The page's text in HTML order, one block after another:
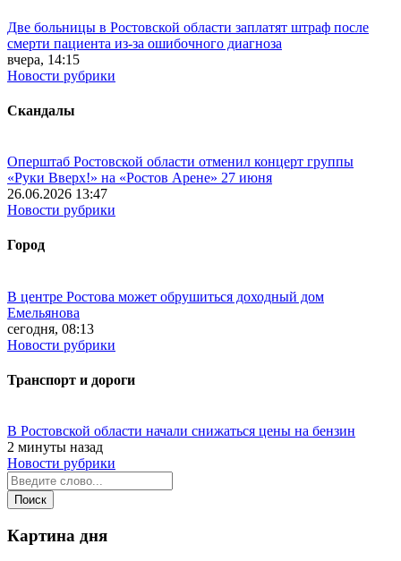
Две больницы в Ростовской области заплатят штраф после
смерти пациента из-за ошибочного диагноза
вчера, 14:15
Новости рубрики
Скандалы
Оперштаб Ростовской области отменил концерт группы
«Руки Вверх!» на «Ростов Арене» 27 июня
26.06.2026 13:47
Новости рубрики
Город
В центре Ростова может обрушиться доходный дом
Емельянова
сегодня, 08:13
Новости рубрики
Транспорт и дороги
В Ростовской области начали снижаться цены на бензин
2 минуты назад
Новости рубрики
Картина дня